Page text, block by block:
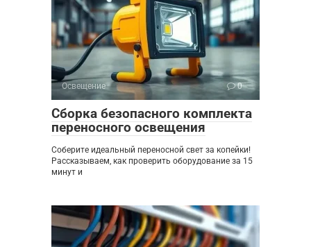
Освещение 0
Сборка безопасного комплекта
переносного освещения
Соберите идеальный переносной свет за копейки!
Рассказываем, как проверить оборудование за 15
минут и